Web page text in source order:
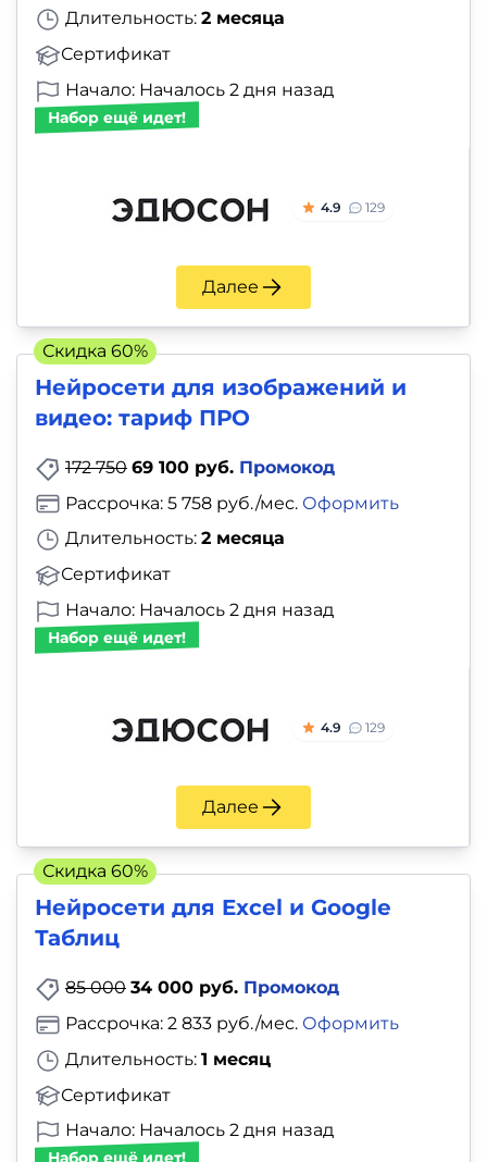
Длительность: 2 месяца
Сертификат
Начало: Началось 2 дня назад
Набор ещё идет!
4.9 129
Далее
Нейросети для изображений и
видео: тариф ПРО
172 750 69 100 руб. Промокод
Длительность: 2 месяца
Сертификат
Рассрочка: 5 758 руб./мес. Оформить
Начало: Началось 2 дня назад
Набор ещё идет!
4.9 129
Далее
Скидка 60%
Нейросети для Excel и Google
Таблиц
85 000 34 000 руб. Промокод
Длительность: 1 месяц
Сертификат
Рассрочка: 2 833 руб./мес. Оформить
Начало: Началось 2 дня назад
Набор ещё идет!
Скидка 60%